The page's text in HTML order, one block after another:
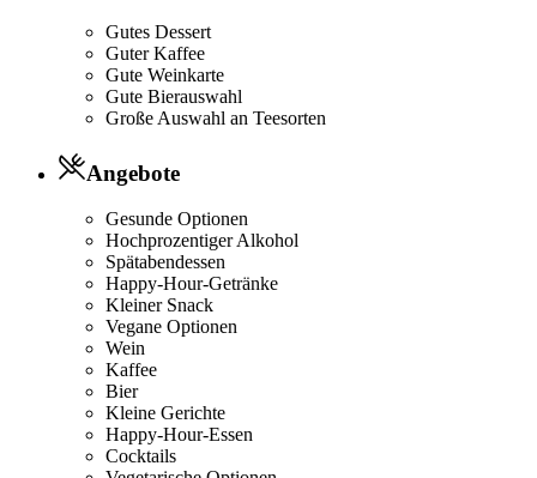
Gutes Dessert
Guter Kaffee
Gute Weinkarte
Gute Bierauswahl
Große Auswahl an Teesorten
Angebote
Gesunde Optionen
Hochprozentiger Alkohol
Spätabendessen
Happy-Hour-Getränke
Kleiner Snack
Vegane Optionen
Wein
Kaffee
Bier
Kleine Gerichte
Happy-Hour-Essen
Cocktails